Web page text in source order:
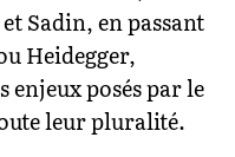
Sadin, en passant
Heidegger,
enjeux posés par le
leur pluralité.